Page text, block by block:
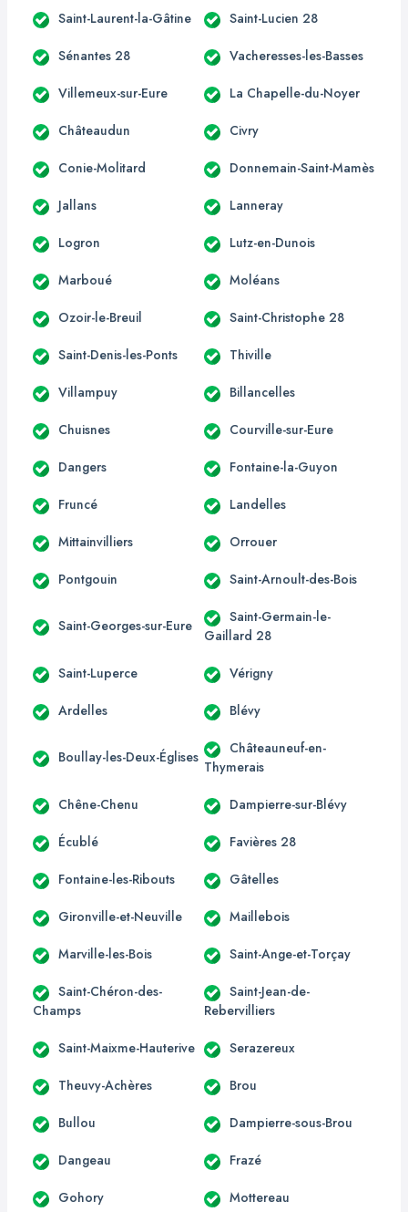
Saint-Laurent-la-Gâtine Saint-Lucien 28
Sénantes 28 Vacheresses-les-Basses
Villemeux-sur-Eure La Chapelle-du-Noyer
Châteaudun Civry
Conie-Molitard Donnemain-Saint-Mamès
Jallans Lanneray
Logron Lutz-en-Dunois
Marboué Moléans
Ozoir-le-Breuil Saint-Christophe 28
Saint-Denis-les-Ponts Thiville
Villampuy Billancelles
Chuisnes Courville-sur-Eure
Dangers Fontaine-la-Guyon
Fruncé Landelles
Mittainvilliers Orrouer
Pontgouin Saint-Arnoult-des-Bois
Saint-Georges-sur-Eure
Saint-Germain-le-
Gaillard 28
Saint-Luperce Vérigny
Ardelles Blévy
Boullay-les-Deux-Églises
Châteauneuf-en-
Thymerais
Chêne-Chenu Dampierre-sur-Blévy
Écublé Favières 28
Fontaine-les-Ribouts Gâtelles
Gironville-et-Neuville Maillebois
Marville-les-Bois Saint-Ange-et-Torçay
Saint-Chéron-des-
Champs
Saint-Jean-de-
Rebervilliers
Saint-Maixme-Hauterive Serazereux
Theuvy-Achères Brou
Bullou Dampierre-sous-Brou
Dangeau Frazé
Gohory Mottereau